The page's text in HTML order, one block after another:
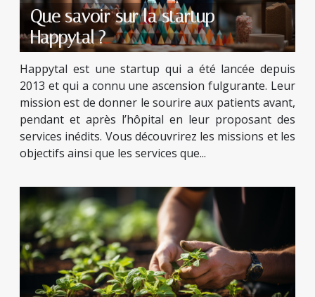
Que savoir sur la startup
Happytal ?
Happytal est une startup qui a été lancée depuis
2013 et qui a connu une ascension fulgurante. Leur
mission est de donner le sourire aux patients avant,
pendant et après l’hôpital en leur proposant des
services inédits. Vous découvrirez les missions et les
objectifs ainsi que les services que...